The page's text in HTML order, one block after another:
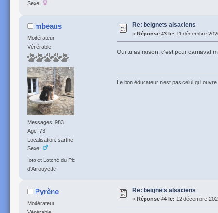
Sexe:
mbeaus
Modérateur
Vénérable
Messages: 983
Age: 73
Localisation: sarthe
Sexe:
Iota et Latché du Pic
d'Arrouyette
Re: beignets alsaciens
« Réponse #3 le: 11 décembre
Oui tu as raison, c’est pour carnaval
Le bon éducateur n'est pas celui qui
Pyrène
Modérateur
Re: beignets alsaciens
« Réponse #4 le: 12 décembre